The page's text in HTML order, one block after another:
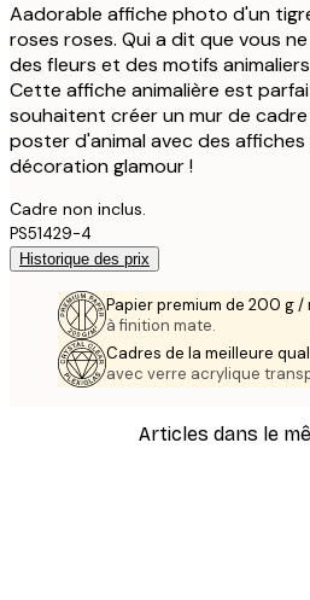
Aadorable affiche photo d'un
roses roses. Qui a dit que vous
des fleurs et des motifs
Cette affiche animalière est
souhaitent créer un mur de
poster d'animal avec des
décoration glamour !
Cadre non inclus.
PS51429-4
Historique des prix
Papier premium de 200 g /
à finition mate.
Cadres de la meilleure
avec verre acrylique
Articles dans le